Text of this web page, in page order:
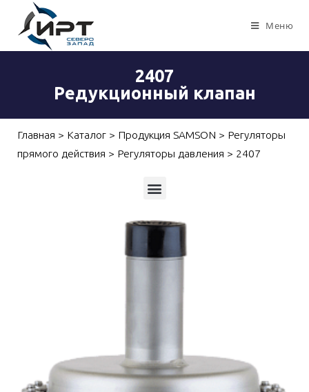
Меню
2407
Редукционный клапан
Главная > Каталог > Продукция SAMSON > Регуляторы
прямого действия > Регуляторы давления > 2407